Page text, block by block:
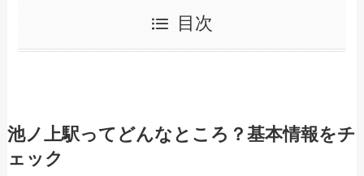
目次
池ノ上駅ってどんなところ？基本情報をチ
ェック